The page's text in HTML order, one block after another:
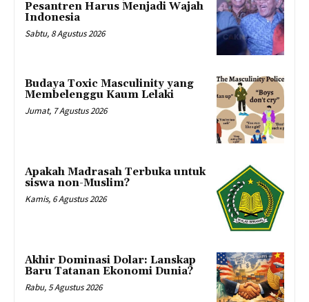
Pesantren Harus Menjadi Wajah
Indonesia
Sabtu, 8 Agustus 2026
Budaya Toxic Masculinity yang
Membelenggu Kaum Lelaki
Jumat, 7 Agustus 2026
Apakah Madrasah Terbuka untuk
siswa non-Muslim?
Kamis, 6 Agustus 2026
Akhir Dominasi Dolar: Lanskap
Baru Tatanan Ekonomi Dunia?
Rabu, 5 Agustus 2026